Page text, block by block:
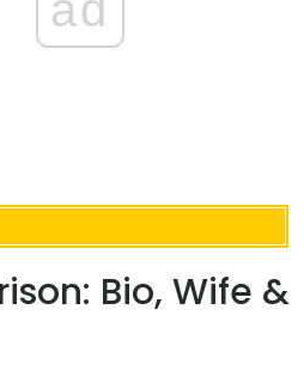
Bio, Wife &